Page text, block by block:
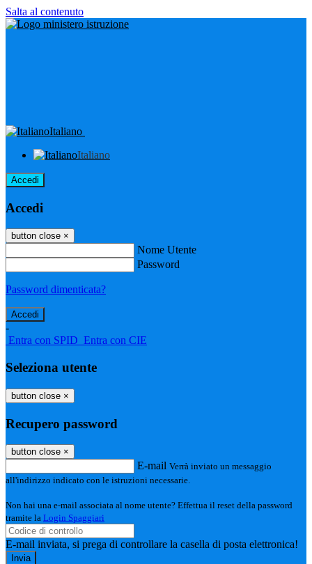
Salta al contenuto
Italiano
Italiano
Accedi
Accedi
button close ×
Nome Utente
Password
Password dimenticata?
-
Entra con SPID Entra con CIE
Seleziona utente
button close ×
Recupero password
button close ×
E-mail Verrà inviato un messaggio
all'indirizzo indicato con le istruzioni necessarie.
Non hai una e-mail associata al nome utente? Effettua il reset della password
tramite la Login Spaggiari
E-mail inviata, si prega di controllare la casella di posta elettronica!